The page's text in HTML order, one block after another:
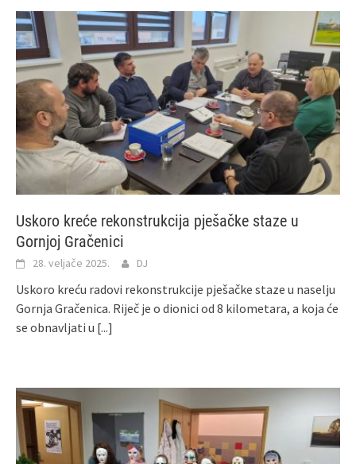
Uskoro kreće rekonstrukcija pješačke staze u
Gornjoj Gračenici
28. veljače 2025. DJ
Uskoro kreću radovi rekonstrukcije pješačke staze u naselju
Gornja Gračenica. Riječ je o dionici od 8 kilometara, a koja će
se obnavljati u [...]